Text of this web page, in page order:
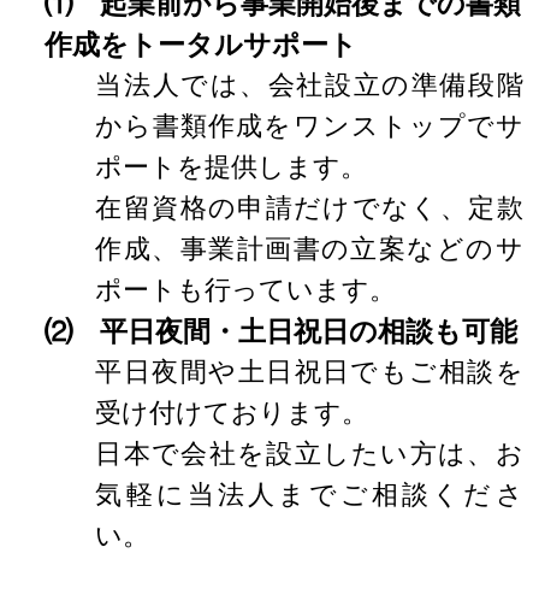
作成をトータルサポート
当法人では、会社設立の準備段階
から書類作成をワンストップでサ
ポートを提供します。
在留資格の申請だけでなく、定款
作成、事業計画書の立案などのサ
ポートも行っています。
⑵ 平日夜間・土日祝日の相談も可能
平日夜間や土日祝日でもご相談を
受け付けております。
日本で会社を設立したい方は、お
気軽に当法人までご相談くださ
い。